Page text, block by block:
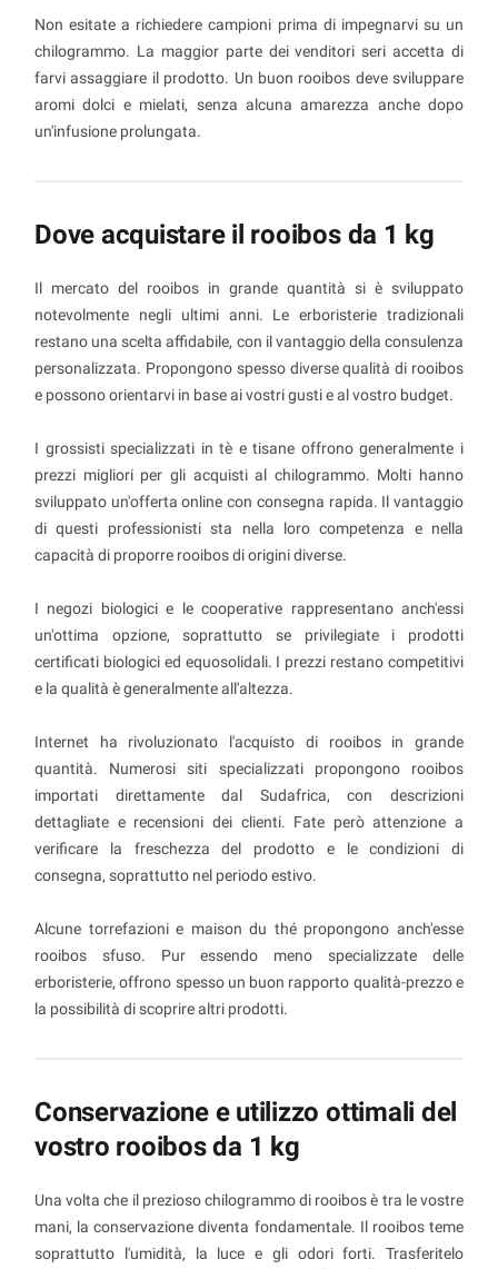
Non esitate a richiedere campioni prima di impegnarvi su un
chilogrammo. La maggior parte dei venditori seri accetta di
farvi assaggiare il prodotto. Un buon rooibos deve sviluppare
aromi dolci e mielati, senza alcuna amarezza anche dopo
un'infusione prolungata.
Dove acquistare il rooibos da 1 kg
Il mercato del rooibos in grande quantità si è sviluppato
notevolmente negli ultimi anni. Le erboristerie tradizionali
restano una scelta affidabile, con il vantaggio della consulenza
personalizzata. Propongono spesso diverse qualità di rooibos
e possono orientarvi in base ai vostri gusti e al vostro budget.
I grossisti specializzati in tè e tisane offrono generalmente i
prezzi migliori per gli acquisti al chilogrammo. Molti hanno
sviluppato un'offerta online con consegna rapida. Il vantaggio
di questi professionisti sta nella loro competenza e nella
capacità di proporre rooibos di origini diverse.
I negozi biologici e le cooperative rappresentano anch'essi
un'ottima opzione, soprattutto se privilegiate i prodotti
certificati biologici ed equosolidali. I prezzi restano competitivi
e la qualità è generalmente all'altezza.
Internet ha rivoluzionato l'acquisto di rooibos in grande
quantità. Numerosi siti specializzati propongono rooibos
importati direttamente dal Sudafrica, con descrizioni
dettagliate e recensioni dei clienti. Fate però attenzione a
verificare la freschezza del prodotto e le condizioni di
consegna, soprattutto nel periodo estivo.
Alcune torrefazioni e maison du thé propongono anch'esse
rooibos sfuso. Pur essendo meno specializzate delle
erboristerie, offrono spesso un buon rapporto qualità-prezzo e
la possibilità di scoprire altri prodotti.
Conservazione e utilizzo ottimali del
vostro rooibos da 1 kg
Una volta che il prezioso chilogrammo di rooibos è tra le vostre
mani, la conservazione diventa fondamentale. Il rooibos teme
soprattutto l'umidità, la luce e gli odori forti. Trasferitelo